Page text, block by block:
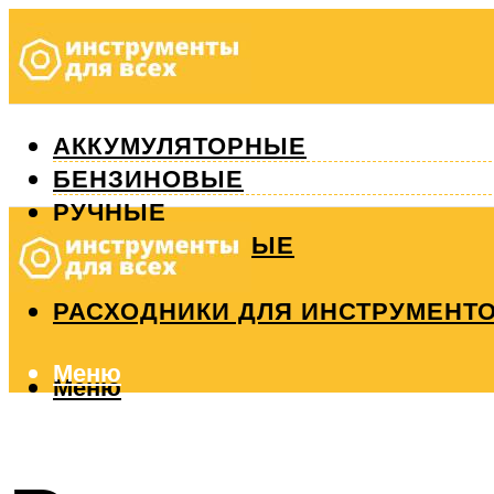
АККУМУЛЯТОРНЫЕ
БЕНЗИНОВЫЕ
РУЧНЫЕ
ИЗМЕРИТЕЛЬНЫЕ
РЕМОНТ
РАСХОДНИКИ ДЛЯ
Меню
Меню